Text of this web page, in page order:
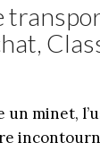
un minet,